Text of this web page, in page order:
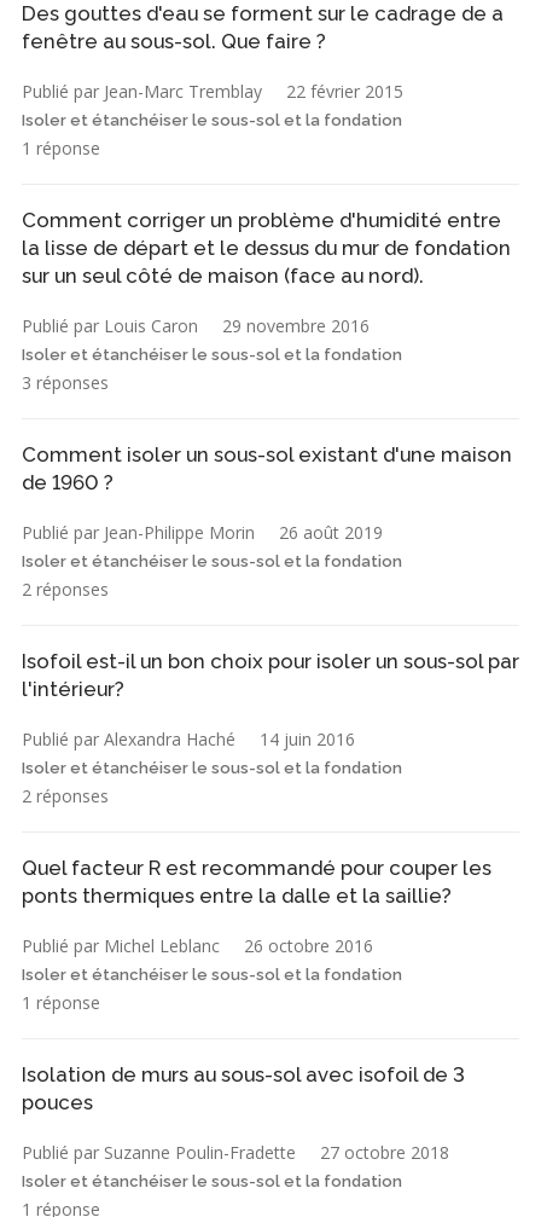
Des gouttes d'eau se forment sur le cadrage de a
fenêtre au sous-sol. Que faire ?
Publié par Jean-Marc Tremblay 22 février 2015
Isoler et étanchéiser le sous-sol et la fondation
1 réponse
Comment corriger un problème d'humidité entre
la lisse de départ et le dessus du mur de fondation
sur un seul côté de maison (face au nord).
Publié par Louis Caron 29 novembre 2016
Isoler et étanchéiser le sous-sol et la fondation
3 réponses
Comment isoler un sous-sol existant d'une maison
de 1960 ?
Publié par Jean-Philippe Morin 26 août 2019
Isoler et étanchéiser le sous-sol et la fondation
2 réponses
Isofoil est-il un bon choix pour isoler un sous-sol par
l'intérieur?
Publié par Alexandra Haché 14 juin 2016
Isoler et étanchéiser le sous-sol et la fondation
2 réponses
Quel facteur R est recommandé pour couper les
ponts thermiques entre la dalle et la saillie?
Publié par Michel Leblanc 26 octobre 2016
Isoler et étanchéiser le sous-sol et la fondation
1 réponse
Isolation de murs au sous-sol avec isofoil de 3
pouces
Publié par Suzanne Poulin-Fradette 27 octobre 2018
Isoler et étanchéiser le sous-sol et la fondation
1 réponse